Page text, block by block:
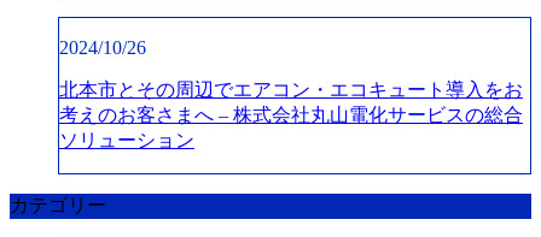
2024/10/26
北本市とその周辺でエアコン・エコキュート導入をお
考えのお客さまへ – 株式会社丸山電化サービスの総合
ソリューション
カテゴリー